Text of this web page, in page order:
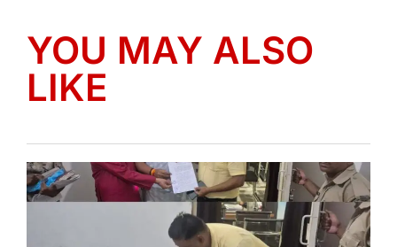
YOU MAY ALSO
LIKE